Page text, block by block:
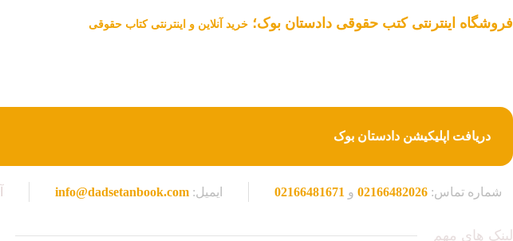
فروشگاه اینترنتی کتب حقوقی دادستان بوک؛ خرید آنلاین و اینترنتی کتاب حقوقی
دریافت اپلیکیشن دادستان بوک
شماره تماس: 02166482026 و 02166481671 ایمیل: info@dadsetanbook.com
لینک های مهم